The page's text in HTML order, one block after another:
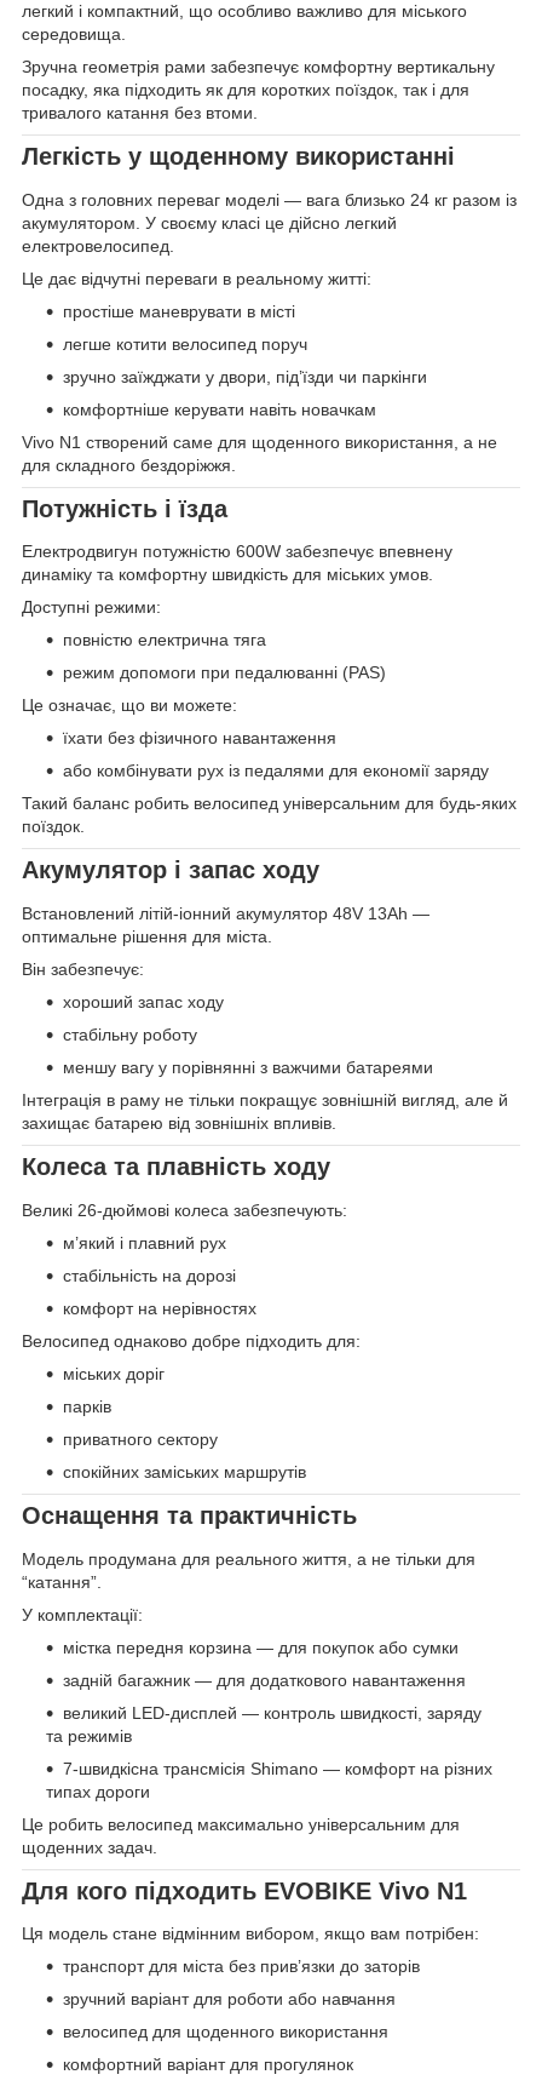
легкий і компактний, що особливо важливо для міського
середовища.
Зручна геометрія рами забезпечує комфортну вертикальну
посадку, яка підходить як для коротких поїздок, так і для
тривалого катання без втоми.
Легкість у щоденному використанні
Одна з головних переваг моделі — вага близько 24 кг разом із
акумулятором. У своєму класі це дійсно легкий
електровелосипед.
Це дає відчутні переваги в реальному житті:
простіше маневрувати в місті
легше котити велосипед поруч
зручно заїжджати у двори, під’їзди чи паркінги
комфортніше керувати навіть новачкам
Vivo N1 створений саме для щоденного використання, а не
для складного бездоріжжя.
Потужність і їзда
Електродвигун потужністю 600W забезпечує впевнену
динаміку та комфортну швидкість для міських умов.
Доступні режими:
повністю електрична тяга
режим допомоги при педалюванні (PAS)
Це означає, що ви можете:
їхати без фізичного навантаження
або комбінувати рух із педалями для економії заряду
Такий баланс робить велосипед універсальним для будь-яких
поїздок.
Акумулятор і запас ходу
Встановлений літій-іонний акумулятор 48V 13Ah —
оптимальне рішення для міста.
Він забезпечує:
хороший запас ходу
стабільну роботу
меншу вагу у порівнянні з важчими батареями
Інтеграція в раму не тільки покращує зовнішній вигляд, але й
захищає батарею від зовнішніх впливів.
Колеса та плавність ходу
Великі 26-дюймові колеса забезпечують:
м’який і плавний рух
стабільність на дорозі
комфорт на нерівностях
Велосипед однаково добре підходить для:
міських доріг
парків
приватного сектору
спокійних заміських маршрутів
Оснащення та практичність
Модель продумана для реального життя, а не тільки для
“катання”.
У комплектації:
містка передня корзина — для покупок або сумки
задній багажник — для додаткового навантаження
великий LED-дисплей — контроль швидкості, заряду
та режимів
7-швидкісна трансмісія Shimano — комфорт на різних
типах дороги
Це робить велосипед максимально універсальним для
щоденних задач.
Для кого підходить EVOBIKE Vivo N1
Ця модель стане відмінним вибором, якщо вам потрібен:
транспорт для міста без прив’язки до заторів
зручний варіант для роботи або навчання
велосипед для щоденного використання
комфортний варіант для прогулянок